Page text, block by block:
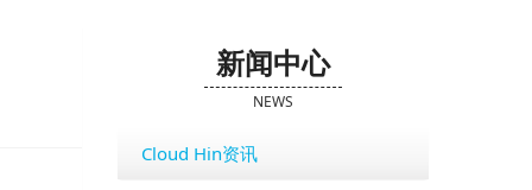
新闻中心
NEWS
Cloud Hin资讯